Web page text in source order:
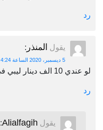
رد
يقول المنذر :
5 ديسمبر، 2020 الساعة 4:24 م
لو عندي 10 الف دينار ليبي في مصر يعملو كام مصري
رد
يقول Alialfagih
: